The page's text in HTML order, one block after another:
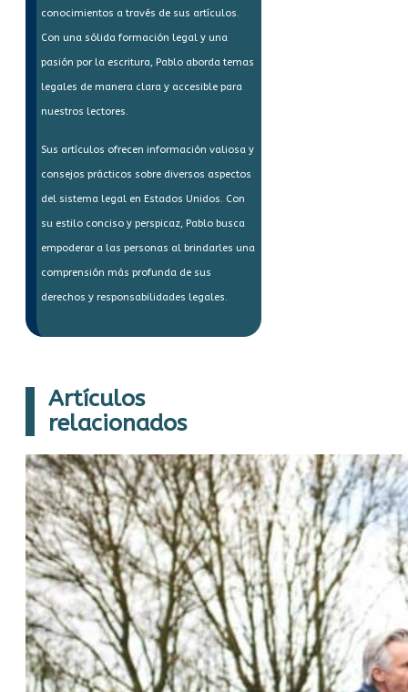
conocimientos a través de sus artículos.
Con una sólida formación legal y una
pasión por la escritura, Pablo aborda temas
legales de manera clara y accesible para
nuestros lectores.
Sus artículos ofrecen información valiosa y
consejos prácticos sobre diversos aspectos
del sistema legal en Estados Unidos. Con
su estilo conciso y perspicaz, Pablo busca
empoderar a las personas al brindarles una
comprensión más profunda de sus
derechos y responsabilidades legales.
Artículos
relacionados